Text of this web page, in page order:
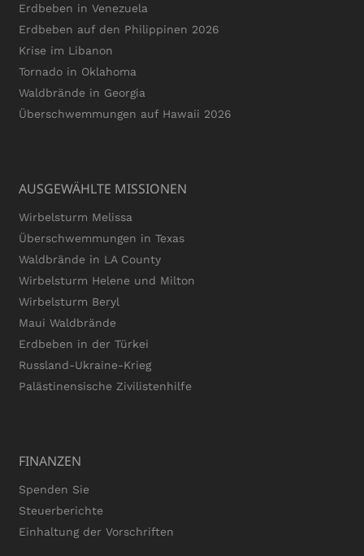
Erdbeben in Venezuela
Erdbeben auf den Philippinen 2026
Krise im Libanon
Tornado in Oklahoma
Waldbrände in Georgia
Überschwemmungen auf Hawaii 2026
AUSGEWÄHLTE MISSIONEN
Wirbelsturm Melissa
Überschwemmungen in Texas
Waldbrände in LA County
Wirbelsturm Helene und Milton
Wirbelsturm Beryl
Maui Waldbrände
Erdbeben in der Türkei
Russland-Ukraine-Krieg
Palästinensische Zivilistenhilfe
FINANZEN
Spenden Sie
Steuerberichte
Einhaltung der Vorschriften